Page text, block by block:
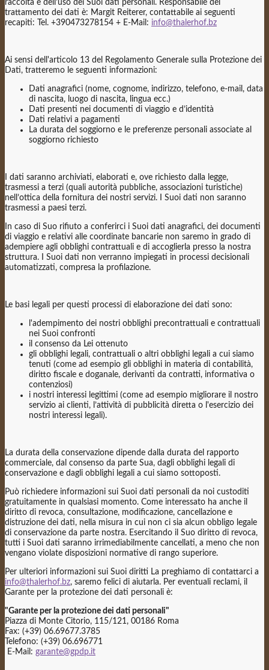
raccolta e dell'uso dei Suoi dati personali. Responsabile del
trattamento dei dati è: Margit Reiterer, contattabile ai seguenti
recapiti: Tel. +390473278154 + E-Mail: info@thalerhof.bz
Ai sensi dell'articolo 13 del Regolamento Generale sulla Protezione dei
Dati, tratteremo le seguenti informazioni:
Dati anagrafici (nome, cognome, indirizzo, telefono, e-mail, data
di nascita, luogo di nascita, lingua ecc.)
Dati presenti nei documenti di viaggio e d’identità
Dati relativi a pagamenti
La durata del soggiorno e le preferenze personali associate al
soggiorno richiesto
I dati saranno archiviati, elaborati e, ove richiesto dalla legge,
trasmessi a terzi (quali autorità pubbliche, associazioni turistiche)
nell’ottica della fornitura dei nostri servizi. I Suoi dati non saranno
trasmessi a paesi terzi.
In caso di Suo rifiuto a conferirci i Suoi dati anagrafici, dei documenti
di viaggio e relativi alle coordinate bancarie non saremo in grado di
adempiere agli obblighi contrattuali e di accoglierla presso la nostra
struttura. I Suoi dati non verranno impiegati in processi decisionali
automatizzati, compresa la profilazione.
Le basi legali per questi processi di elaborazione dei dati sono:
l'adempimento dei nostri obblighi precontrattuali e contrattuali
nei Suoi confronti
il consenso da Lei ottenuto
gli obblighi legali, contrattuali o altri obblighi legali a cui siamo
tenuti (come ad esempio gli obblighi in materia di contabilità,
diritto fiscale e doganale, derivanti da contratti, informativa o
contenziosi)
i nostri interessi legittimi (come ad esempio migliorare il nostro
servizio ai clienti, l’attività di pubblicità diretta o l'esercizio dei
nostri interessi legali).
La durata della conservazione dipende dalla durata del rapporto
commerciale, dal consenso da parte Sua, dagli obblighi legali di
conservazione e dagli obblighi legali a cui siamo sottoposti.
Può richiedere informazioni sui Suoi dati personali da noi custoditi
gratuitamente in qualsiasi momento. Come interessato ha anche il
diritto di revoca, consultazione, modificazione, cancellazione e
distruzione dei dati, nella misura in cui non ci sia alcun obbligo legale
di conservazione da parte nostra. Esercitando il Suo diritto di revoca,
tutti i Suoi dati saranno irrimediabilmente cancellati, a meno che non
vengano violate disposizioni normative di rango superiore.
Per ulteriori informazioni sui Suoi diritti La preghiamo di contattarci a
info@thalerhof.bz, saremo felici di aiutarla. Per eventuali reclami, il
Garante per la protezione dei dati personali è:
"Garante per la protezione dei dati personali"
Piazza di Monte Citorio, 115/121, 00186 Roma
Fax: (+39) 06.69677.3785
Telefono: (+39) 06.696771
E-Mail: garante@gpdp.it